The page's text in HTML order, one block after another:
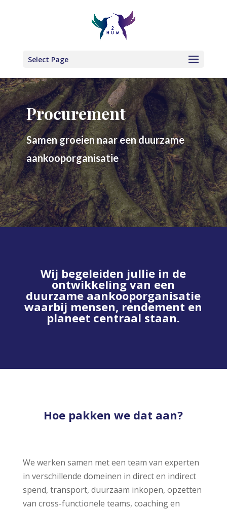
Select Page
Procurement
Samen groeien naar een duurzame
aankooporganisatie
Wij begeleiden jullie in de
ontwikkeling van een
duurzame aankooporganisatie
waarbij mensen, rendement en
planeet centraal staan.
Hoe pakken we dat aan?
We werken samen met een team van experten
in verschillende domeinen in direct en indirect
spend, transport, duurzaam inkopen, opzetten
van cross-functionele teams, coaching en